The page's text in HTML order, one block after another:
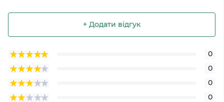
+ Додати відгук
0
0
0
0